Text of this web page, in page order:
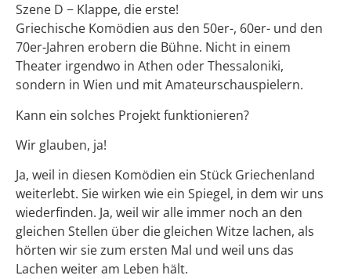
Szene D − Klappe, die erste!
Griechische Komödien aus den 50er-, 60er- und den
70er-Jahren erobern die Bühne. Nicht in einem
Theater irgendwo in Athen oder Thessaloniki,
sondern in Wien und mit Amateurschauspielern.
Kann ein solches Projekt funktionieren?
Wir glauben, ja!
Ja, weil in diesen Komödien ein Stück Griechenland
weiterlebt. Sie wirken wie ein Spiegel, in dem wir uns
wiederfinden. Ja, weil wir alle immer noch an den
gleichen Stellen über die gleichen Witze lachen, als
hörten wir sie zum ersten Mal und weil uns das
Lachen weiter am Leben hält.